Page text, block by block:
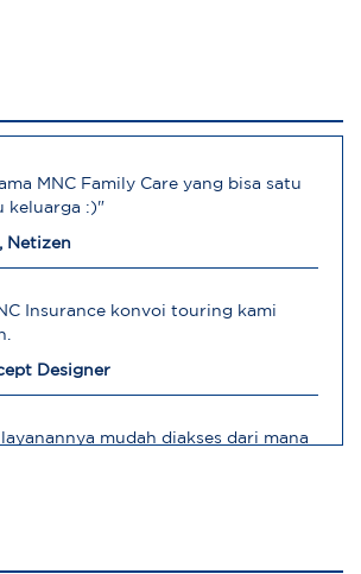
MNC Family Care yang bisa satu
keluarga :)"
Netizen
Insurance konvoi touring kami
Designer
mudah diakses dari mana